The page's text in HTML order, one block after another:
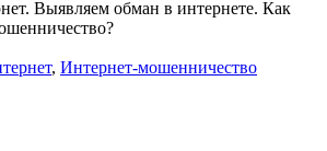
, Интернет-мошенничество